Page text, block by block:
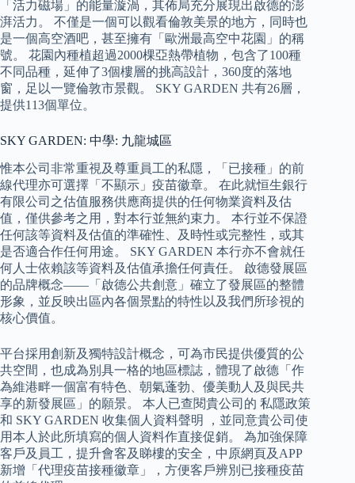
「活力磁場」的能量漩渦，其佈局充分展現出啟德的澎
湃活力。 不僅是一個可以觀看倫敦美景的地方，同時也
是一個高空酒吧，甚至擁有「歐洲最高空中花園」的稱
號。 花園內種植超過2000棵亞熱帶植物，包含了100種
不同品種，延伸了3個樓層的挑高設計，360度的落地
窗，足以一覽倫敦市景觀。 SKY GARDEN 共有26層，
提供113個單位。
SKY GARDEN: 中學: 九龍城區
惟本公司非常重視及尊重員工的私隱，「已接種」的前
線代理亦可選擇「不顯示」疫苗徽章。 在此就恒生銀行
有限公司之估值服務供應商提供的任何物業資料及估
值，僅供參考之用，對本行並無約束力。 本行並不保證
任何該等資料及估值的準確性、及時性或完整性，或其
是否適合作任何用途。 SKY GARDEN 本行亦不會就任
何人士依賴該等資料及估值承擔任何責任。 啟德發展區
的品牌概念——「啟德公共創意」確立了發展區的整體
形象，並反映出區內各個景點的特性以及我們所珍視的
核心價值。
平台採用創新及獨特設計概念，可為市民提供優質的公
共空間，也成為別具一格的地區標誌，體現了啟德「作
為維港畔一個富有特色、朝氣蓬勃、優美動人及與民共
享的新發展區」的願景。 本人已查閱貴公司的 私隱政策
和 SKY GARDEN 收集個人資料聲明 ，並同意貴公司使
用本人於此所填寫的個人資料作直接促銷。 為加強保障
客戶及員工，提升會客及睇樓的安全，中原網頁及APP
新增「代理疫苗接種徽章」，方便客戶辨別已接種疫苗